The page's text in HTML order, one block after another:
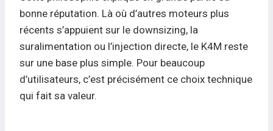
bonne réputation. Là où d’autres moteurs plus
récents s’appuient sur le downsizing, la
suralimentation ou l’injection directe, le K4M reste
sur une base plus simple. Pour beaucoup
d’utilisateurs, c’est précisément ce choix technique
qui fait sa valeur.